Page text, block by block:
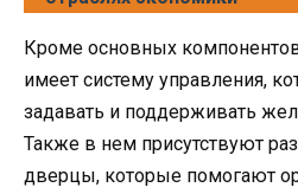
Кроме основных
имеет систему управления,
задавать и поддерживать
Также в нем присутствуют
дверцы, которые помогают